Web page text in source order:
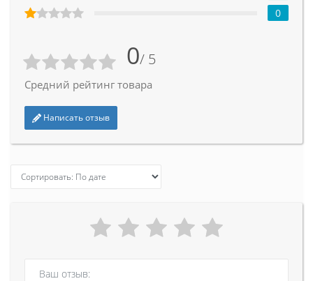
0/ 5
Средний рейтинг товара
Написать отзыв
0